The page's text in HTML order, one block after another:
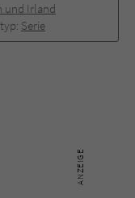
und Irland
Serie